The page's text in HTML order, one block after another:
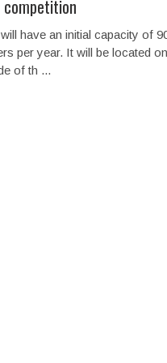
have an initial capacity of
per year. It will be located on
of th ...